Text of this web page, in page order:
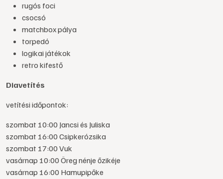
rugós foci
csocsó
matchbox pálya
torpedó
logikai játékok
retro kifestő
Diavetítés
vetítési időpontok:
szombat 10:00 Jancsi és Juliska
szombat 16:00 Csipkerózsika
szombat 17:00 Vuk
vasárnap 10:00 Öreg nénje őzikéje
vasárnap 16:00 Hamupipőke